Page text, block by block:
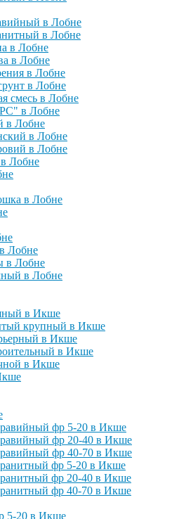
в Лобне
в Лобне
в Лобне
в Лобне
в Лобне
в Лобне
смесь в Лобне
в Лобне
в Лобне
в Лобне
в Лобне
в Лобне
в Лобне
Лобне
в Лобне
в Лобне
в Икше
крупный в Икше
в Икше
в Икше
в Икше
фр 5-20 в Икше
фр 20-40 в Икше
фр 40-70 в Икше
фр 5-20 в Икше
фр 20-40 в Икше
фр 40-70 в Икше
5-20 в Икше